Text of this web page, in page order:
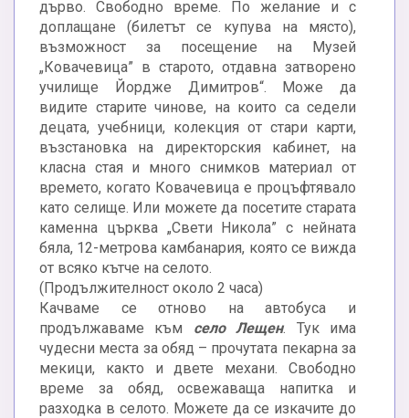
дърво. Свободно време. По желание и с
доплащане (билетът се купува на място),
възможност за посещение на Музей
„Ковачевица” в старото, отдавна затворено
училище Йордже Димитров“. Може да
видите старите чинове, на които са седели
децата, учебници, колекция от стари карти,
възстановка на директорския кабинет, на
класна стая и много снимков материал от
времето, когато Ковачевица е процъфтявало
като селище. Или можете да посетите старата
каменна църква „Свети Никола” с нейната
бяла, 12-метрова камбанария, която се вижда
от всяко кътче на селото.
(Продължителност около 2 часа)
Качваме се отново на автобуса и
продължаваме към село Лещен. Тук има
чудесни места за обяд – прочутата пекарна за
мекици, както и двете механи. Свободно
време за обяд, освежаваща напитка и
разходка в селото. Можете да се изкачите до